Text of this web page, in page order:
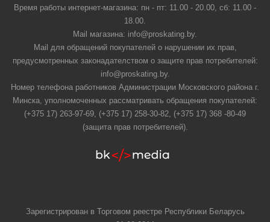
Время работы интернет-магазина: пн - пт: 11.00 - 20.00, сб: 11.00 -
18.00.
Mail магазина: info@proskating.by.
Mail для обращений покупателей о нарушении их прав,
предусмотренных законадателством о защите прав потребителей:
info@proskating.by.
Номер телефона работников Администрации Московского района г.
Минска, уполномоченных рассматривать обращения покупателей:
(+375 17) 263-97-69, (+375 17) 258-30-82, (+375 17) 368 -80-49
(защита прав потребителей).
Зарегистрирован в Торговом реестре Республики Беларусь